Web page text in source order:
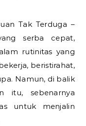
serba cepat,
rutinitas yang
beristirahat,
Namun, di balik
itu, sebenarnya
untuk menjalin